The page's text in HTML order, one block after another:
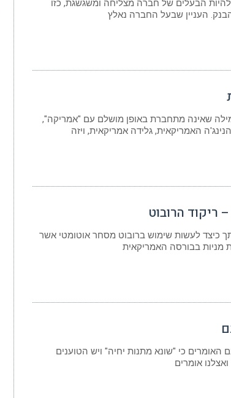
הבעלים של חברה מצליחה ומשגשגת, כזו
העניין שבעל החברה נאלץ
שאינה מתחברת באופן מושלם עם "אמריקה",
האמריקאית, גלידה אמריקאית, ויזה
ריקוד הרובוט
כיצד לעשות שימוש ברובוט מסחר אוטומטי אשר
מניות בבורסה האמריקאית
האומרים כי "שונא מתנות יחיה" ויש הטוענים
אומרים